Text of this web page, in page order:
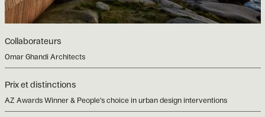
Collaborateurs
Omar Ghandi Architects
Prix et distinctions
AZ Awards Winner & People's choice in urban design interventions